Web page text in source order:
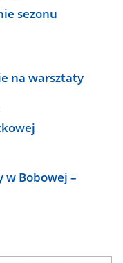
sezonu
na warsztaty
w Bobowej –